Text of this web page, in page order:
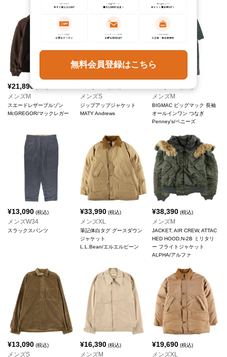
無料会員登録はこちら
¥21,890
メンズM
スエードレザーブルゾン
McGREGOR/マックレガー
メンズS
ジップアップジャケット
MATY Andrews
メンズM
BIGMAC ビッグマック 長袖
オールインワン つなぎ
Penney's/ペニーズ
¥13,090 (税込)
メンズW34
スラックスパンツ
¥33,990(税込)
メンズXL
筆記体白タグ グースダウン
ジャケット
L.L.Bean/エルエルビーン
¥38,390 (税込)
メンズM
JACKET, AIR CREW, ATTAC
HED HOOD,N-2B ミリタリ
ー フライトジャケット
ALPHA/アルファ
¥13,090 (税込)
メンズS
¥16,390(税込)
メンズM
¥19,690 (税込)
メンズXL